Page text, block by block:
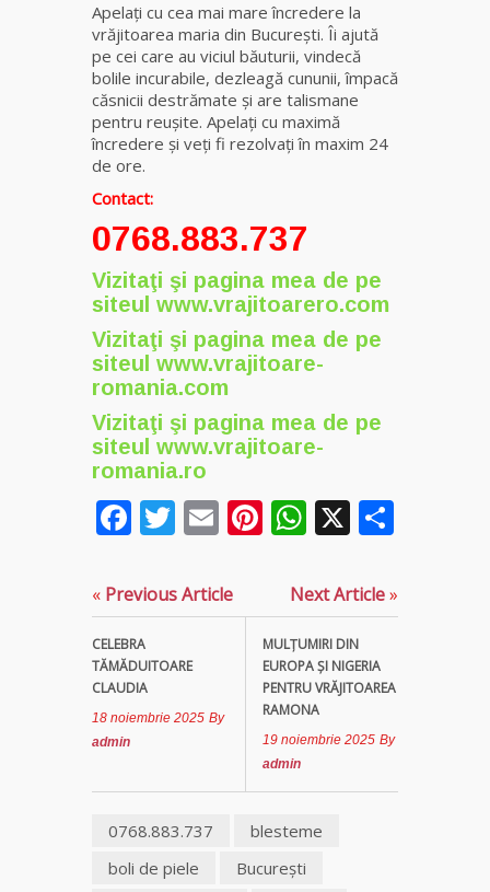
Apelați cu cea mai mare încredere la
vrăjitoarea maria din București. Îi ajută
pe cei care au viciul băuturii, vindecă
bolile incurabile, dezleagă cununii, împacă
căsnicii destrămate și are talismane
pentru reușite. Apelați cu maximă
încredere și veți fi rezolvați în maxim 24
de ore.
Contact:
0768.883.737
Vizitaţi şi pagina mea de pe
siteul www.vrajitoarero.com
Vizitaţi şi pagina mea de pe
siteul www.vrajitoare-
romania.com
Vizitaţi şi pagina mea de pe
siteul www.vrajitoare-
romania.ro
Facebook
Twitter
EmailPinterest
WhatsApp
X
« Previous Article
CELEBRA
TĂMĂDUITOARE
CLAUDIA
18 noiembrie 2025 By
admin
Next Article»
MULŢUMIRI DIN
EUROPA ȘI NIGERIA
PENTRU VRĂJITOAREA
RAMONA
19 noiembrie 2025 By
admin
0768.883.737
blesteme
boli de piele
Bucureşti